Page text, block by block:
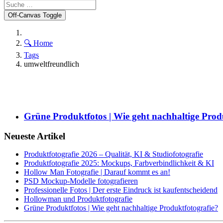
Off-Canvas Toggle
🔍 Home
Tags
umweltfreundlich
Grüne Produktfotos | Wie geht nachhaltige
Neueste Artikel
Produktfotografie 2026 – Qualität, KI & Studiofotografie
Produktfotografie 2025: Mockups, Farbverbindlichkeit & KI
Hollow Man Fotografie | Darauf kommt es an!
PSD Mockup-Modelle fotografieren
Professionelle Fotos | Der erste Eindruck ist kaufentscheidend
Hollowman und Produktfotografie
Grüne Produktfotos | Wie geht nachhaltige Produktfotografie?